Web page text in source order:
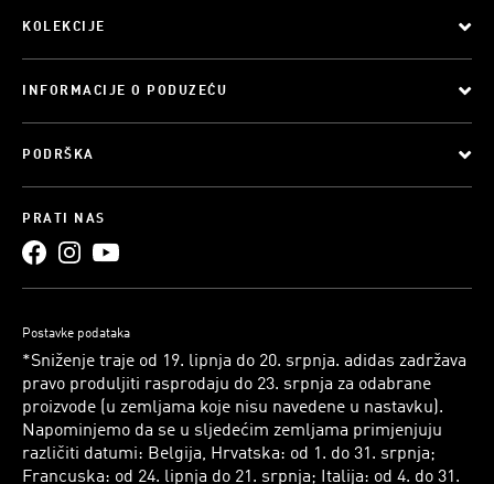
KOLEKCIJE
INFORMACIJE O PODUZEĆU
PODRŠKA
PRATI NAS
Postavke podataka
*Sniženje traje od 19. lipnja do 20. srpnja. adidas zadržava
pravo produljiti rasprodaju do 23. srpnja za odabrane
proizvode (u zemljama koje nisu navedene u nastavku).
Napominjemo da se u sljedećim zemljama primjenjuju
različiti datumi: Belgija, Hrvatska: od 1. do 31. srpnja;
Francuska: od 24. lipnja do 21. srpnja; Italija: od 4. do 31.